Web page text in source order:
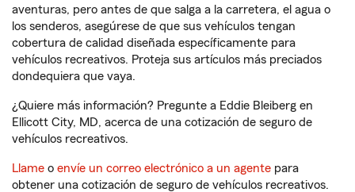
aventuras, pero antes de que salga a la carretera, el agua o
los senderos, asegúrese de que sus vehículos tengan
cobertura de calidad diseñada específicamente para
vehículos recreativos. Proteja sus artículos más preciados
dondequiera que vaya.
¿Quiere más información? Pregunte a Eddie Bleiberg en
Ellicott City, MD, acerca de una cotización de seguro de
vehículos recreativos.
Llame o envíe un correo electrónico a un agente para
obtener una cotización de seguro de vehículos recreativos.